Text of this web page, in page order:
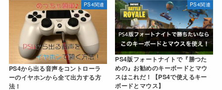
PS4関連
PS4から出る音声をコントローラ
ーのイヤホンから全て出力する方
法！
PS4関連
PS4版フォートナイトで『勝つた
めの』お勧めのキーボードとマウ
スはこれだ！【PS4で使えるキー
ボードとマウス】